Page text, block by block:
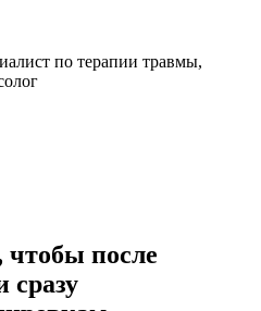
по терапии травмы,
после
сразу